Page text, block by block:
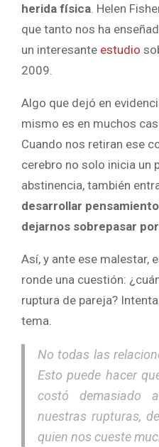
herida física . Helen
que tanto nos ha
un interesante estudio
2009.
Algo que dejó en
mismo es en muchos
Cuando nos retiran ese
cerebro no solo inicia un
abstinencia, también
desarrollar
dejarnos sobrepasar por
Así, y ante ese malestar,
ronde una cuestión:
ruptura de pareja?
tema.
No todas las
Esto puede hacer
costó demasiado
nuestras rupturas,
quien nos cueste